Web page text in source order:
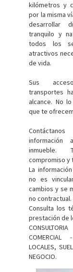
kilómetros y
por la misma
desarrollar
tranquilo y
todos los
atractivos
de vida.
Sus
transportes
alcance. No
que te
inmueble.
compromiso y
La
no es
cambios y se
no contractual.
Consulta los
prestación de
LOCALES,
NEGOCIO.